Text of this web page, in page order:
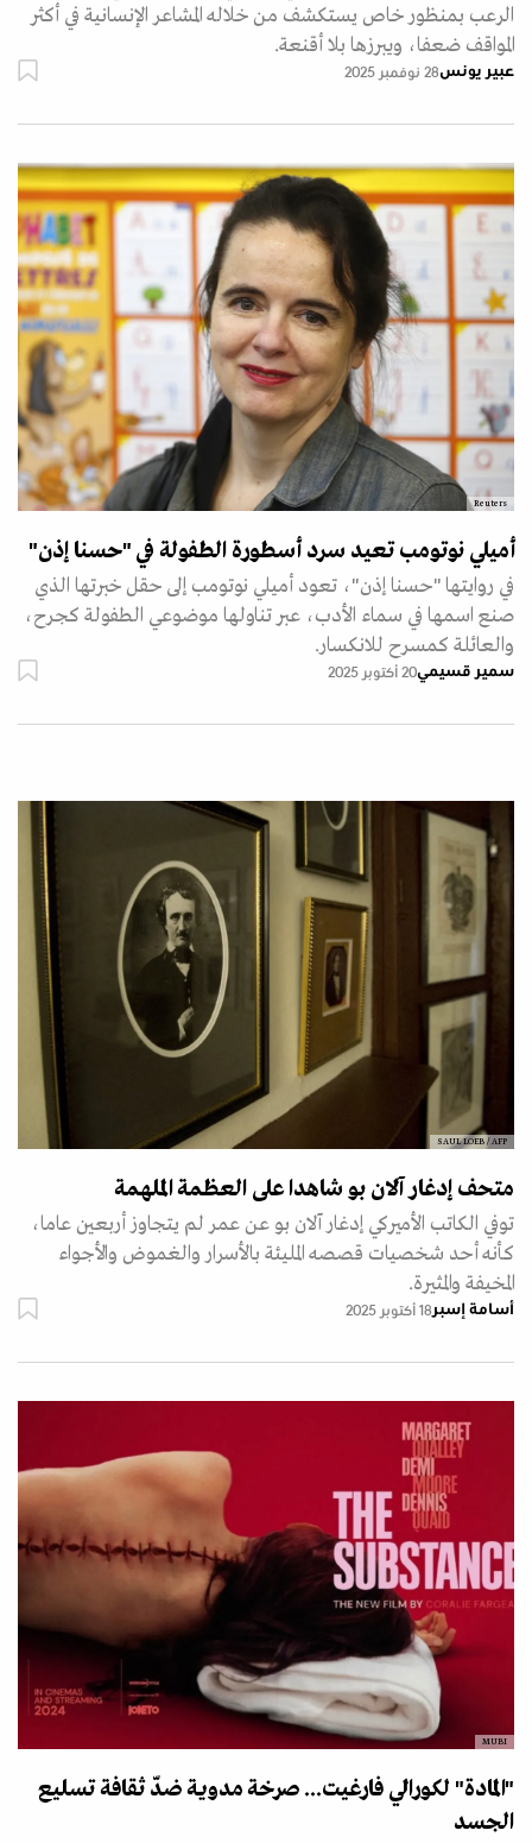
الرعب بمنظور خاص يستكشف من خلاله المشاعر الإنسانية في أكثر
المواقف ضعفا، ويبرزها بلا أقنعة.
عبير يونس28 نوفمبر 2025
Reuters
أميلي نوتومب تعيد سرد أسطورة الطفولة في "حسنا إذن"
في روايتها "حسنا إذن"، تعود أميلي نوتومب إلى حقل خبرتها الذي
صنع اسمها في سماء الأدب، عبر تناولها موضوعي الطفولة كجرح،
والعائلة كمسرح للانكسار.
سمير قسيمي20 أكتوبر 2025
SAUL LOEB / AFP
متحف إدغار آلان بو شاهدا على العظمة الملهمة
توفي الكاتب الأميركي إدغار آلان بو عن عمر لم يتجاوز أربعين عاما،
كأنه أحد شخصيات قصصه المليئة بالأسرار والغموض والأجواء
المخيفة والمثيرة.
أسامة إسبر18 أكتوبر 2025
MUBI
"المادة" لكورالي فارغيت... صرخة مدوية ضدّ ثقافة تسليع
الجسد